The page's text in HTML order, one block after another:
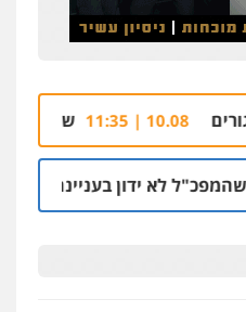
10.08 | 11:35 שלושה נאשמים
לא ידון בעניינה בגלל קרבתו